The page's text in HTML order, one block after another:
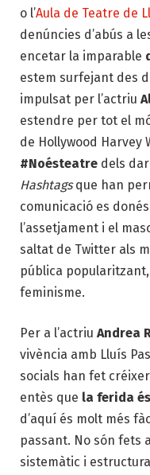
o l’Aula de Teatre de
denúncies d’abús a
encetar la imparable
estem surfejant des
impulsat per l’actriu
estendre per tot el
de Hollywood Harvey
#Noésteatre dels
Hashtagsque han
comunicació es
l’assetjament i el
saltat de Twitter als
pública
feminisme.
Per a l’actriu Andrea
vivència amb Lluís
socials han fet
entès que la ferida
d’aquí és molt més
passant. No són fets
sistemàtic i